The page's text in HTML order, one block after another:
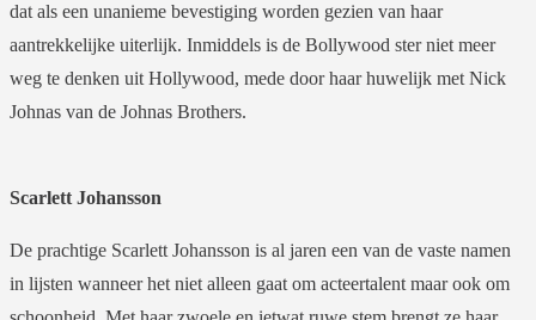
dat als een unanieme bevestiging worden gezien van haar
aantrekkelijke uiterlijk. Inmiddels is de Bollywood ster niet meer
weg te denken uit Hollywood, mede door haar huwelijk met Nick
Johnas van de Johnas Brothers.
Scarlett Johansson
De prachtige Scarlett Johansson is al jaren een van de vaste namen
in lijsten wanneer het niet alleen gaat om acteertalent maar ook om